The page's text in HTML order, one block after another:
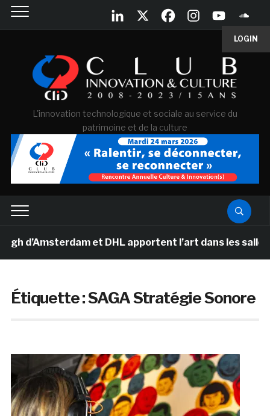
LOGIN
L'innovation technologique et sociale au service du
patrimoine et de la culture
d’Amsterdam et DHL apportent l’art dans les salles
Étiquette :SAGA Stratégie Sonore